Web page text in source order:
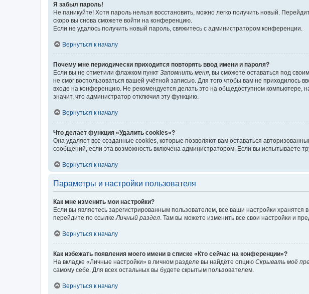
Я забыл пароль!
Не паникуйте! Хотя пароль нельзя восстановить, можно легко получить новый.
скоро вы снова сможете войти на конференцию.
Если не удалось получить новый пароль, свяжитесь с администратором конференции.
Вернуться к началу
Почему мне периодически приходится повторять ввод имени и пароля?
Если вы не отметили флажком пункт Запомнить меня , вы сможете оставаться под
не смог воспользоваться вашей учётной записью. Для того чтобы вам не
входе на конференцию. Не рекомендуется делать это на общедоступном компьютере,
значит, что администратор отключил эту функцию.
Вернуться к началу
Что делает функция «Удалить cookies»?
Она удаляет все созданные cookies, которые позволяют вам оставаться
сообщений, если эта возможность включена администратором. Если вы испытываете
Вернуться к началу
Параметры и настройки пользователя
Как мне изменить мои настройки?
Если вы являетесь зарегистрированным пользователем, все ваши настройки
перейдите по ссылке Личный раздел . Там вы можете изменить все свои настройки и
Вернуться к началу
Как избежать появления моего имени в списке «Кто сейчас на конференции»?
На вкладке «Личные настройки» в личном разделе вы найдёте опцию Скрывать моё
самому себе. Для всех остальных вы будете скрытым пользователем.
Вернуться к началу